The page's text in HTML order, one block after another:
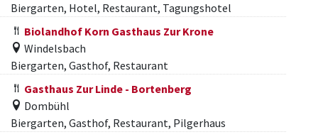
Biergarten, Hotel, Restaurant, Tagungshotel
Biolandhof Korn Gasthaus Zur Krone
Windelsbach
Biergarten, Gasthof, Restaurant
Gasthaus Zur Linde - Bortenberg
Dombühl
Biergarten, Gasthof, Restaurant, Pilgerhaus